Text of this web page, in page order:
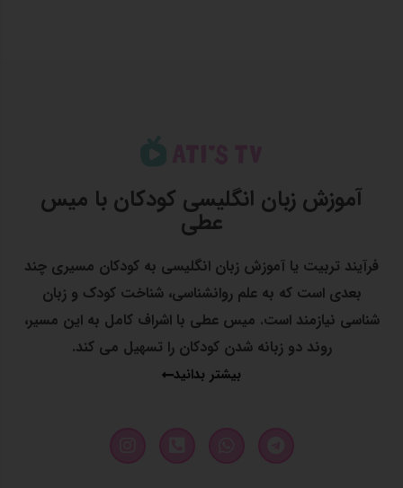
آموزش زبان انگلیسی کودکان با میس
عطی
فرآیند تربیت یا آموزش زبان انگلیسی به کودکان مسیری چند
بعدی است که به علم روانشناسی، شناخت کودک و زبان
شناسی نیازمند است. میس عطی با اشراف کامل به این مسیر،
روند دو زبانه شدن کودکان را تسهیل می کند.
بیشتر بدانید